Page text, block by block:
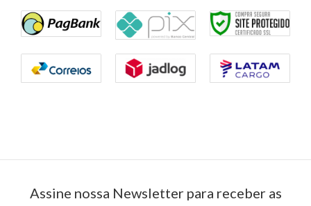
Assine nossa Newsletter para receber as